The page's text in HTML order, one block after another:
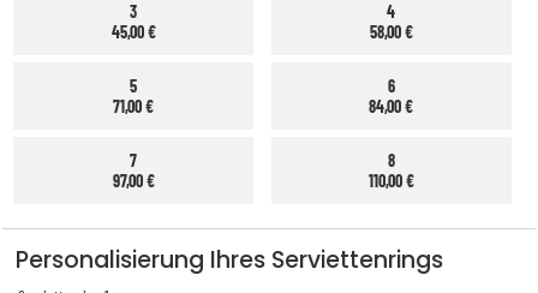
3
45,00 €
4
58,00 €
5
71,00 €
6
84,00 €
7
97,00 €
8
110,00 €
Personalisierung Ihres Serviettenrings